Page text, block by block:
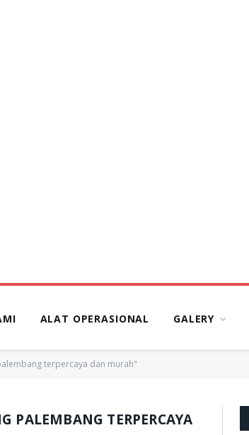
ALAT OPERASIONAL GALERY
terpercaya dan murah"
PALEMBANG TERPERCAYA